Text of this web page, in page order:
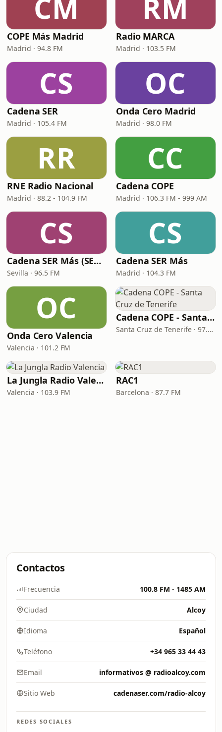
CM
COPE Más Madrid
Madrid · 94.8 FM
RM
Radio MARCA
Madrid · 103.5 FM
CS
Cadena SER
Madrid · 105.4 FM
OC
Onda Cero Madrid
Madrid · 98.0 FM
RR
RNE Radio Nacional
Madrid · 88.2 - 104.9 FM
CC
Cadena COPE
Madrid · 106.3 FM - 999 AM
CS
Cadena SER Más (SER+ Sevilla)
Sevilla · 96.5 FM
CS
Cadena SER Más
Madrid · 104.3 FM
OC
Onda Cero Valencia
Valencia · 101.2 FM
Cadena COPE - Santa Cruz de Tenerife
Santa Cruz de Tenerife · 97.1 FM - 882 AM
La Jungla Radio Valencia
Valencia · 103.9 FM
RAC1
Barcelona · 87.7 FM
Contactos
Frecuencia 100.8 FM - 1485 AM
Ciudad Alcoy
Idioma Español
Teléfono +34 965 33 44 43
Email informativos @ radioalcoy.com
Sitio Web cadenaser.com/radio-alcoy
REDES SOCIALES